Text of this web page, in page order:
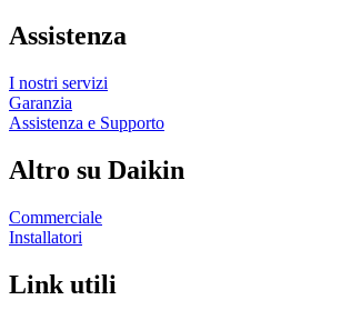
Assistenza
I nostri servizi
Garanzia
Assistenza e Supporto
Altro su Daikin
Commerciale
Installatori
Link utili